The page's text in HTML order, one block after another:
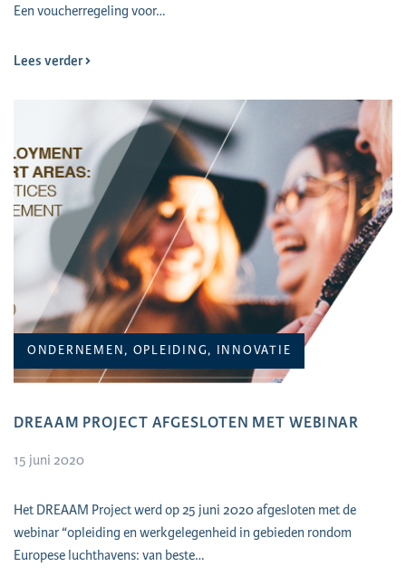
Een voucherregeling voor…
Lees verder
ONDERNEMEN, OPLEIDING, INNOVATIE
DREAAM PROJECT AFGESLOTEN MET WEBINAR
15 juni 2020
Het DREAAM Project werd op 25 juni 2020 afgesloten met de
webinar “opleiding en werkgelegenheid in gebieden rondom
Europese luchthavens: van beste…